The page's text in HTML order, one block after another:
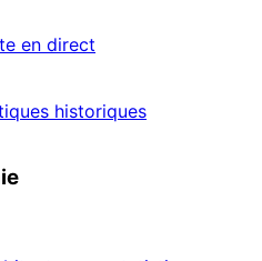
en direct
historiques